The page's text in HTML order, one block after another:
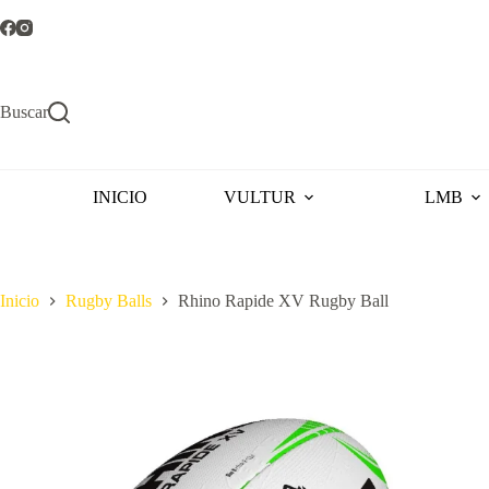
al
Buscar
INICIO VULTUR LMB
Inicio Rugby Balls Rhino Rapide XV Rugby Ball